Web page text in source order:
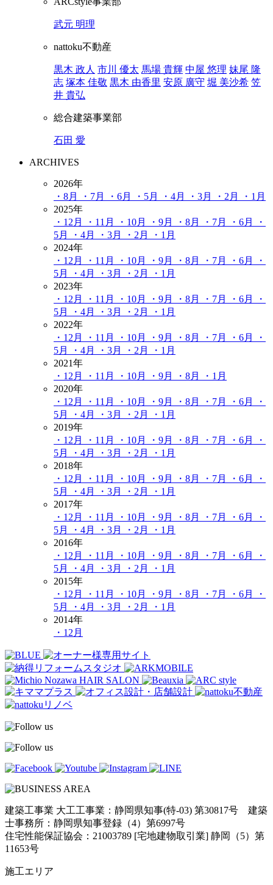
武元 明理
nattoku不動産
黒木 政人 市川 優太 馬場 貴輝 中屋 悠理 妹尾 隆
志 塚本 佳敬 黒木 由香里 安原 廣守 堀 美沙希 笠
井 貴弘
総合建築事業部
石田 愛
ARCHIVES
2026年
・8月
・7月 ・6月 ・5月 ・4月 ・3月 ・2月
・1月
2025年
・12月
・11月 ・10月 ・9月 ・8月 ・7月 ・6月
・
5月
・4月 ・3月 ・2月
・1月
2024年
・12月
・11月 ・10月 ・9月 ・8月 ・7月 ・6月
・
5月
・4月 ・3月 ・2月
・1月
2023年
・12月
・11月 ・10月 ・9月 ・8月 ・7月 ・6月
・
5月
・4月 ・3月 ・2月
・1月
2022年
・12月
・11月 ・10月 ・9月 ・8月 ・7月 ・6月
・
5月
・4月 ・3月 ・2月
・1月
2021年
・12月
・11月 ・10月 ・9月 ・8月
・1月
2020年
・12月
・11月 ・10月 ・9月 ・8月 ・7月 ・6月
・
5月
・4月 ・3月 ・2月
・1月
2019年
・12月
・11月 ・10月 ・9月 ・8月 ・7月 ・6月
・
5月
・4月 ・3月 ・2月
・1月
2018年
・12月
・11月 ・10月 ・9月 ・8月 ・7月 ・6月
・
5月
・4月 ・3月 ・2月
・1月
2017年
・12月
・11月 ・10月 ・9月 ・8月 ・7月 ・6月
・
5月
・4月 ・3月 ・2月
・1月
2016年
・12月
・11月 ・10月 ・9月 ・8月 ・7月 ・6月
・
5月
・4月 ・3月 ・2月
・1月
2015年
・12月
・11月 ・10月 ・9月 ・8月 ・7月 ・6月
・
5月
・4月 ・3月 ・2月
・1月
2014年
・12月
建築工事業 大工工事業：静岡県知事(特-03) 第30817号 建築
士事務所：静岡県知事登録（4）第6997号
住宅性能保証協会：21003789 [宅地建物取引業] 静岡（5）第
11653号
施工エリア